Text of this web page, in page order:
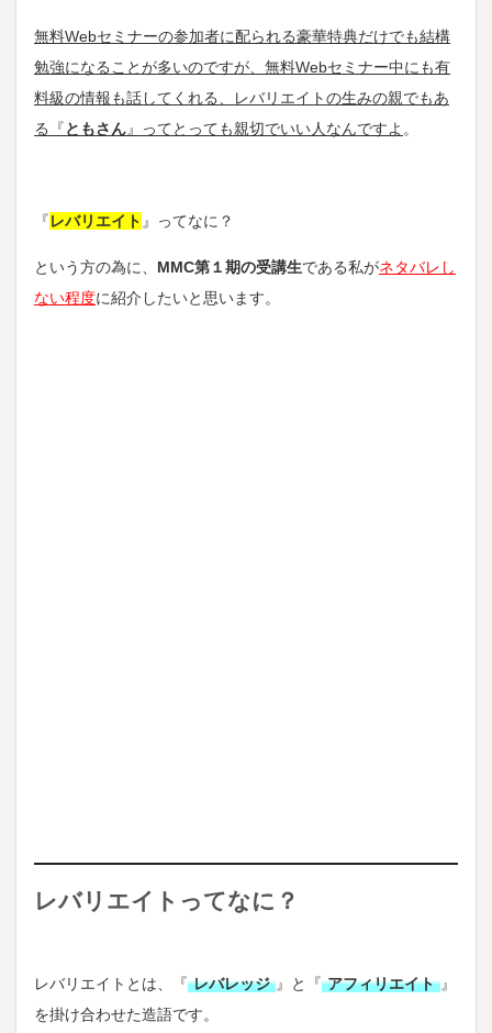
無料Webセミナーの参加者に配られる豪華特典だけでも結構
勉強になることが多いのですが、無料Webセミナー中にも有
料級の情報も話してくれる、レバリエイトの生みの親でもあ
る『ともさん』ってとっても親切でいい人なんですよ 。
『レバリエイト 』ってなに？
という方の為に、 MMC第１期の受講生である私がネタバレし
ない程度に紹介したいと思います。
レバリエイトってなに？
レバリエイトとは、『 レバレッジ 』と『 アフィリエイト 』
を掛け合わせた造語です。